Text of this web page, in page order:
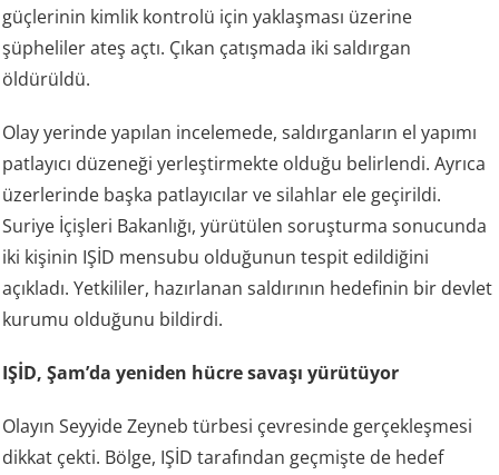
güçlerinin kimlik kontrolü için yaklaşması üzerine
şüpheliler ateş açtı. Çıkan çatışmada iki saldırgan
öldürüldü.
Olay yerinde yapılan incelemede, saldırganların el yapımı
patlayıcı düzeneği yerleştirmekte olduğu belirlendi. Ayrıca
üzerlerinde başka patlayıcılar ve silahlar ele geçirildi.
Suriye İçişleri Bakanlığı, yürütülen soruşturma sonucunda
iki kişinin IŞİD mensubu olduğunun tespit edildiğini
açıkladı. Yetkililer, hazırlanan saldırının hedefinin bir devlet
kurumu olduğunu bildirdi.
IŞİD, Şam’da yeniden hücre savaşı yürütüyor
Olayın Seyyide Zeyneb türbesi çevresinde gerçekleşmesi
dikkat çekti. Bölge, IŞİD tarafından geçmişte de hedef